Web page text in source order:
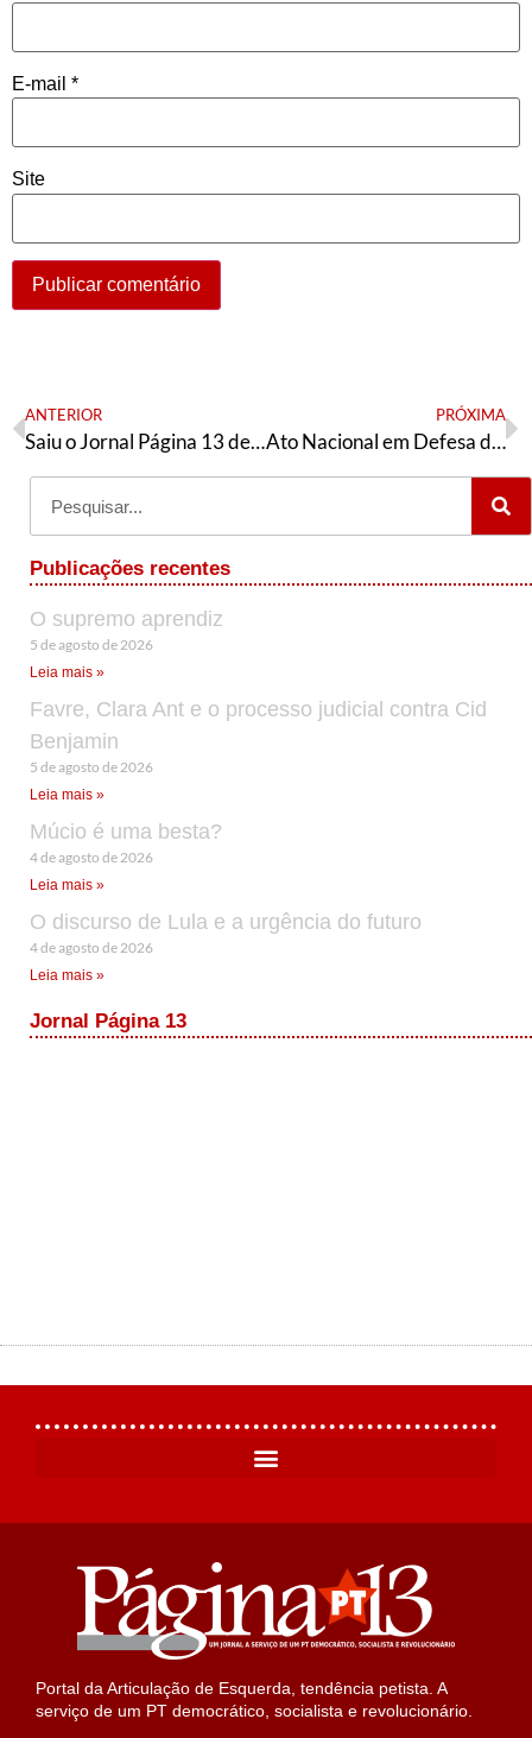
E-mail *
Site
ANTERIOR
Saiu o Jornal Página 13 de julho
PRÓXIMA
Ato Nacional em Defesa da Educação Pública será realizado no dia 9 de agosto
Publicações recentes
O supremo aprendiz
5 de agosto de 2026
Leia mais »
Favre, Clara Ant e o processo judicial contra Cid
Benjamin
5 de agosto de 2026
Leia mais »
Múcio é uma besta?
4 de agosto de 2026
Leia mais »
O discurso de Lula e a urgência do futuro
4 de agosto de 2026
Leia mais »
Jornal Página 13
Portal da Articulação de Esquerda, tendência petista. A
serviço de um PT democrático, socialista e revolucionário.